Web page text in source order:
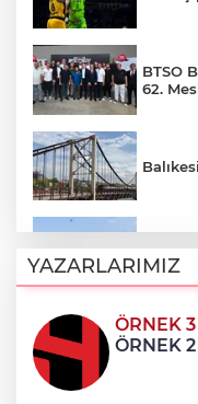
BTSO
62.
YAZARLARIMIZ
ÖRNEK 3
ÖRNEK 2